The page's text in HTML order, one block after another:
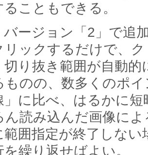
こともできる。
バージョン「2」で追
リックするだけで、
切り抜き範囲が自動
ものの、数多くのポ
」に比べ、はるかに
ん読み込んだ画像に
範囲指定が終了しな
繰り返せばよい。